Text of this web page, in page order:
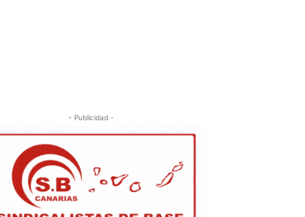
- Publicidad -